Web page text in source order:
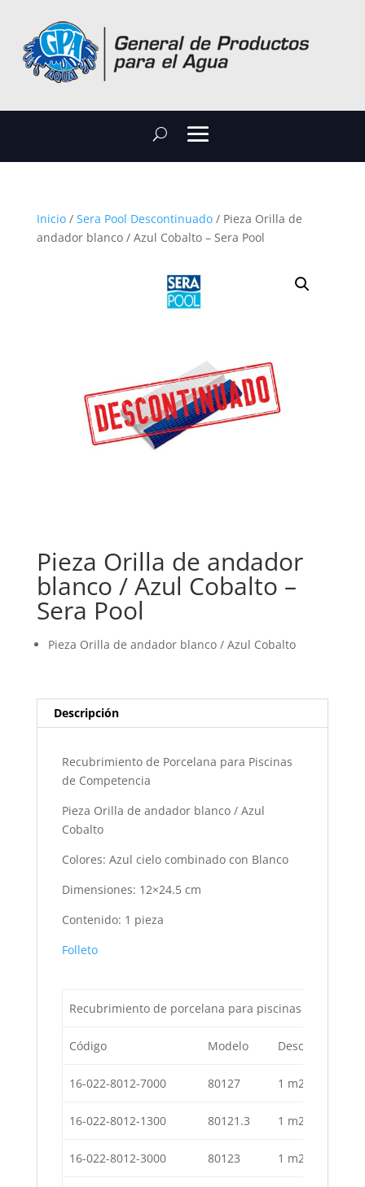
Inicio/ Sera Pool Descontinuado/ Pieza Orilla de
andador blanco / Azul Cobalto – Sera Pool
Pieza Orilla de andador
blanco / Azul Cobalto –
Sera Pool
Pieza Orilla de andador blanco / Azul Cobalto
Descripción
Recubrimiento de Porcelana para Piscinas
de Competencia
Pieza Orilla de andador blanco / Azul
Cobalto
Colores: Azul cielo combinado con Blanco
Dimensiones: 12×24.5 cm
Contenido: 1 pieza
Folleto
Recubrimiento de porcelana para piscinas de
Código Modelo Descripción
16-022-8012-7000 80127 1 m2
16-022-8012-1300 80121.3 1 m2
16-022-8012-3000 80123 1 m2